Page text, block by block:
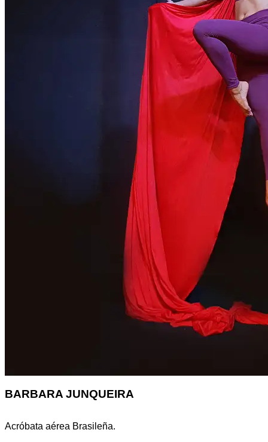
BARBARA JUNQUEIRA
Acróbata aérea Brasileña.